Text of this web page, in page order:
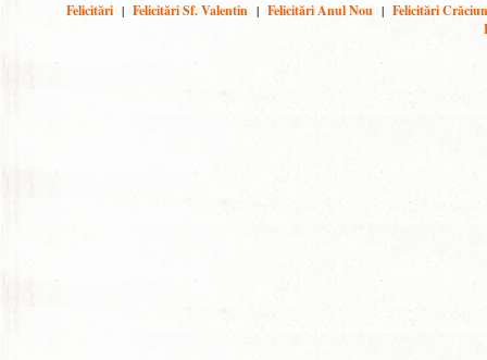
Felicitări | Felicitări Sf. Valentin | Felicitări Anul Nou | Felicitări